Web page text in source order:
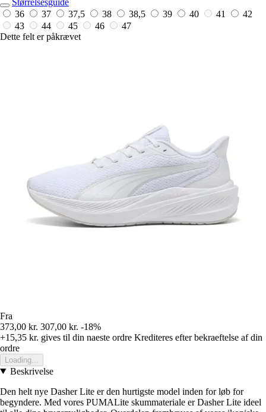
36
37 37,5 38 38,5 39 40 41
42
43
44 45 46
47
Dette felt er påkrævet
Fra
373,00 kr. 307,00 kr. -18%
+15,35 kr. gives til din naeste ordre Krediteres efter bekraeftelse af din
ordre
Loading...
Beskrivelse
Den helt nye Dasher Lite er den hurtigste model inden for løb for
begyndere. Med vores PUMALite skummateriale er Dasher Lite ideel